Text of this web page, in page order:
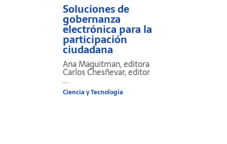
Soluciones de
gobernanza
electrónica para la
participación
ciudadana
Ana Maguitman, editora
Carlos Chesñevar, editor
...
Ciencia y Tecnología